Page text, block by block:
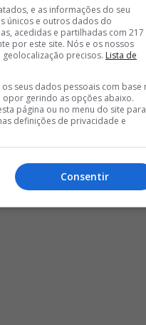
O FUTURO DO JOGADOR
Ao serviço doBenfica,
, sem
e as informações do seu
únicos e outros dados do
acedidas e partilhadas com 217
por este site. Nós e os nossos
precisos. Lista de
seus dados pessoais com base
gerindo as opções abaixo.
página ou no menu do site para
definições de privacidade e
Consentir